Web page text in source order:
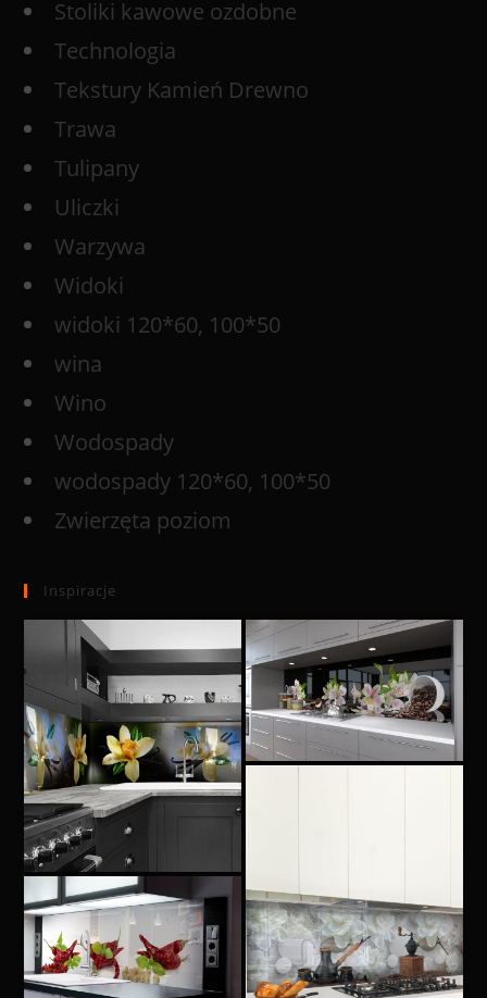
Stoliki kawowe ozdobne
Technologia
Tekstury Kamień Drewno
Trawa
Tulipany
Uliczki
Warzywa
Widoki
widoki 120*60, 100*50
wina
Wino
Wodospady
wodospady 120*60, 100*50
Zwierzęta poziom
Inspiracje